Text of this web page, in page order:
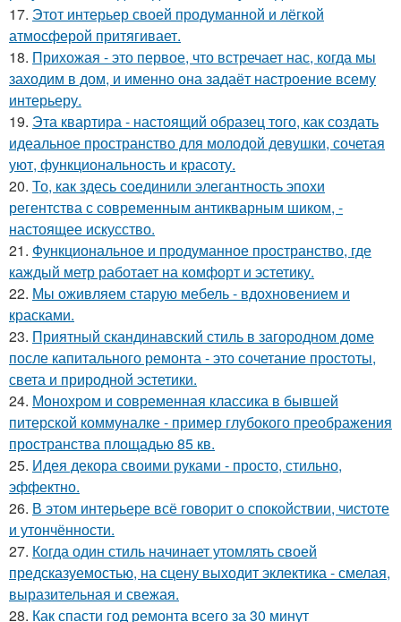
17. Этот интерьер своей продуманной и лёгкой
атмосферой притягивает.
18. Прихожая - это первое, что встречает нас, когда мы
заходим в дом, и именно она задаёт настроение всему
интерьеру.
19. Эта квартира - настоящий образец того, как создать
идеальное пространство для молодой девушки, сочетая
уют, функциональность и красоту.
20. То, как здесь соединили элегантность эпохи
регентства с современным антикварным шиком, -
настоящее искусство.
21. Функциональное и продуманное пространство, где
каждый метр работает на комфорт и эстетику.
22. Мы оживляем старую мебель - вдохновением и
красками.
23. Приятный скандинавский стиль в загородном доме
после капитального ремонта - это сочетание простоты,
света и природной эстетики.
24. Монохром и современная классика в бывшей
питерской коммуналке - пример глубокого преображения
пространства площадью 85 кв.
25. Идея декора своими руками - просто, стильно,
эффектно.
26. В этом интерьере всё говорит о спокойствии, чистоте
и утончённости.
27. Когда один стиль начинает утомлять своей
предсказуемостью, на сцену выходит эклектика - смелая,
выразительная и свежая.
28. Как спасти год ремонта всего за 30 минут